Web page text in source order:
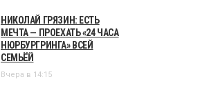
НИКОЛАЙ ГРЯЗИН: ЕСТЬ
МЕЧТА — ПРОЕХАТЬ «24 ЧАСА
НЮРБУРГРИНГА» ВСЕЙ
СЕМЬЁЙ
Вчера в 14:15